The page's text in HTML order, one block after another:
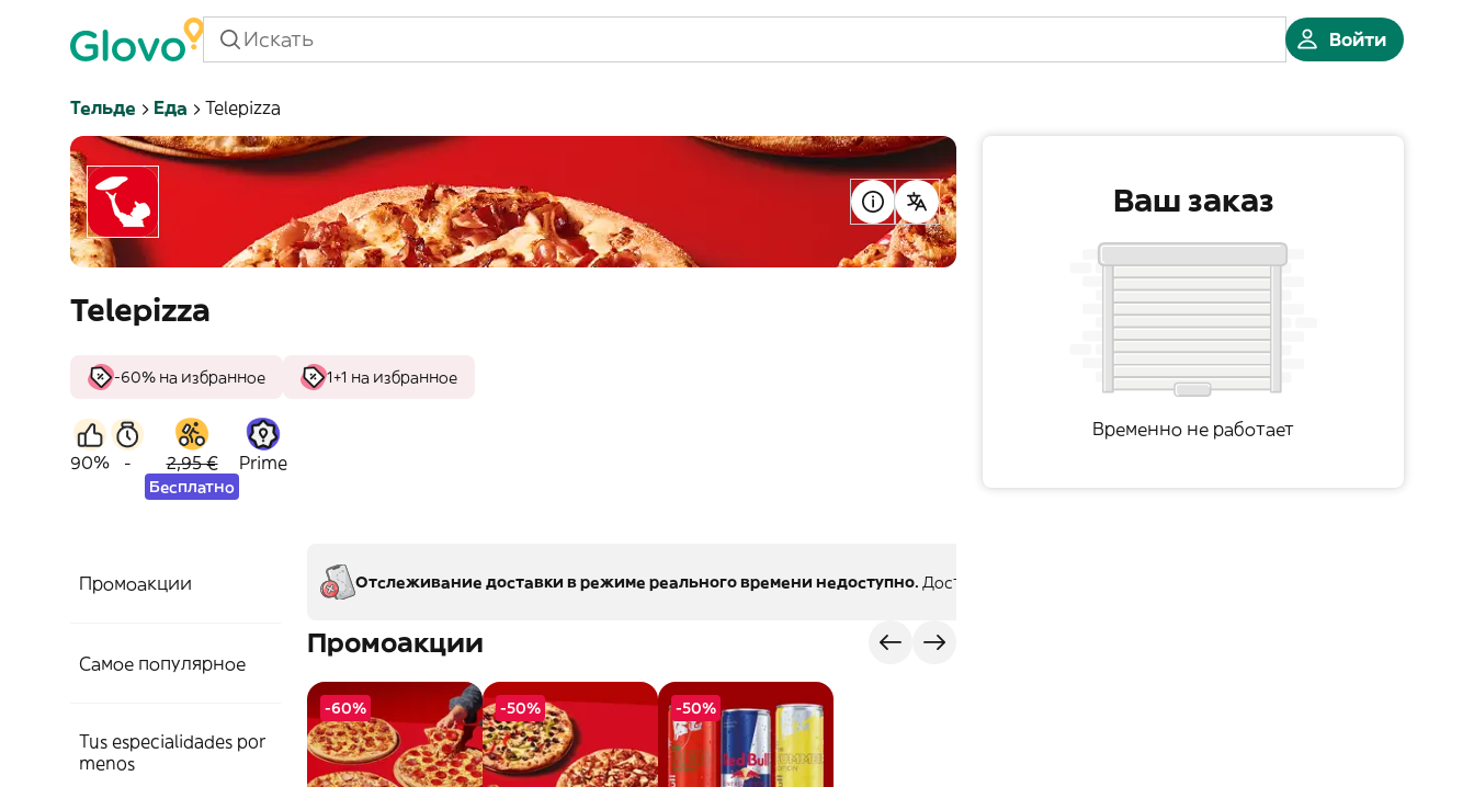
Войти
Тельде Еда Telepizza
Telepizza
-60% на избранное 1+1 на избранное
90% - 2,95 €
Бесплатно
Prime
Промоакции
Самое популярное
Tus especialidades por
menos
Отслеживание доставки в режиме реального времени недоступно. Доставка заказа выполняется непосредственно заведением.
Промоакции
-60% -50% -50%
Ваш заказ
Временно не работает